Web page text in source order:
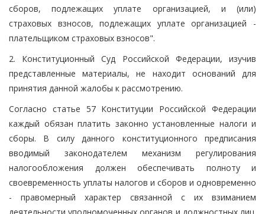
сборов, подлежащих уплате организацией, и (или)
страховых взносов, подлежащих уплате организацией -
плательщиком страховых взносов".
2. Конституционный Суд Российской Федерации, изучив
представленные материалы, не находит оснований для
принятия данной жалобы к рассмотрению.
Согласно статье 57 Конституции Российской Федерации
каждый обязан платить законно установленные налоги и
сборы. В силу данного конституционного предписания
вводимый законодателем механизм регулирования
налогообложения должен обеспечивать полноту и
своевременность уплаты налогов и сборов и одновременно
- правомерный характер связанной с их взиманием